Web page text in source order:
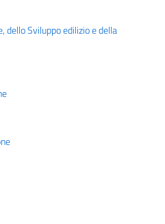
dello Sviluppo edilizio e della